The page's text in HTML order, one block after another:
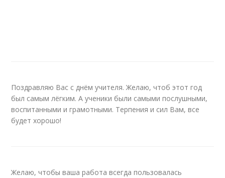
Поздравляю Вас с днём учителя. Желаю, чтоб этот год
был самым лёгким. А ученики были самыми послушными,
воспитанными и грамотными. Терпения и сил Вам, все
будет хорошо!
Желаю, чтобы ваша работа всегда пользовалась